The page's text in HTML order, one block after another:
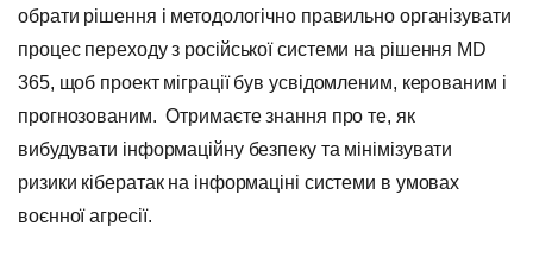
обрати рішення і методологічно правильно організувати
процес переходу з російської системи на рішення MD
365, щоб проект міграції був усвідомленим, керованим і
прогнозованим. Отримаєте знання про те, як
вибудувати інформаційну безпеку та мінімізувати
ризики кібератак на інформаціні системи в умовах
воєнної агресії.